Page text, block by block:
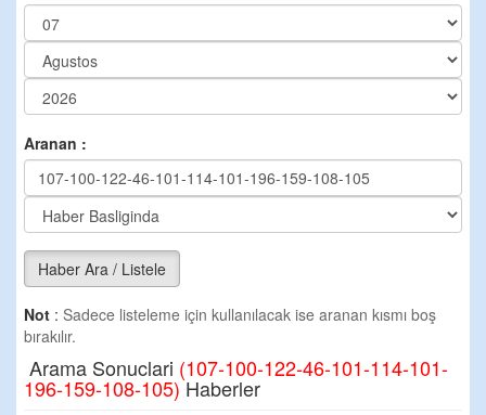
Aranan :
Haber Ara / Listele
Not : Sadece listeleme için kullanılacak ise aranan kısmı boş
bırakılır.
Arama Sonuclari (107-100-122-46-101-114-101-
196-159-108-105)Haberler